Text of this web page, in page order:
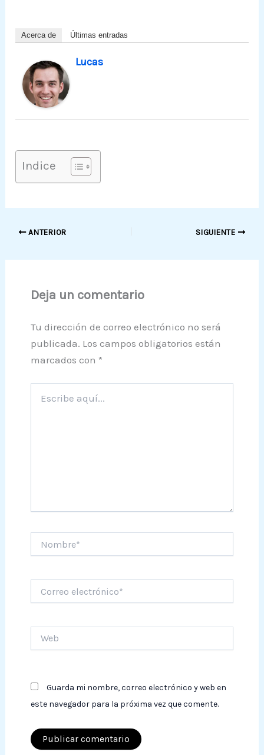
Acerca de Últimas entradas
Lucas
Indice
ANTERIOR SIGUIENTE
Deja un comentario
Tu dirección de correo electrónico no será
publicada. Los campos obligatorios están
marcados con *
aquí...
electrónico*
Guarda mi nombre, correo electrónico y web en
este navegador para la próxima vez que comente.